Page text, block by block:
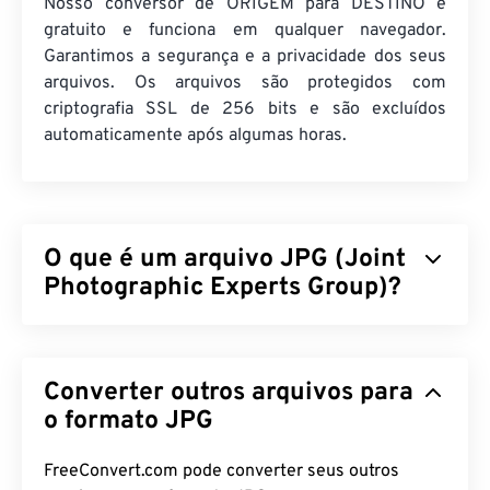
Nosso conversor de ORIGEM para DESTINO é
gratuito e funciona em qualquer navegador.
Garantimos a segurança e a privacidade dos seus
arquivos. Os arquivos são protegidos com
criptografia SSL de 256 bits e são excluídos
automaticamente após algumas horas.
O que é um arquivo JPG (Joint
Photographic Experts Group)?
algoritmo para compactar fotografias e gráficos. A
considerável compactação que o JPG oferece é a
relativamente pequeno dos arquivos JPG os torna
Converter outros arquivos para
o formato JPG
FreeConvert.com pode converter seus outros